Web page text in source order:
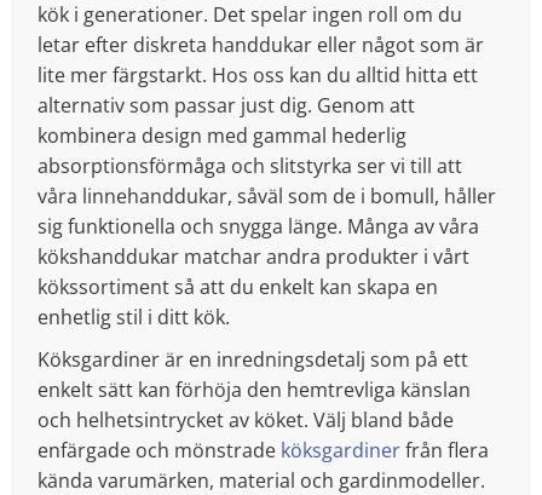
kök i generationer. Det spelar ingen roll om du
letar efter diskreta handdukar eller något som är
lite mer färgstarkt. Hos oss kan du alltid hitta ett
alternativ som passar just dig. Genom att
kombinera design med gammal hederlig
absorptionsförmåga och slitstyrka ser vi till att
våra linnehanddukar, såväl som de i bomull, håller
sig funktionella och snygga länge. Många av våra
kökshanddukar matchar andra produkter i vårt
kökssortiment så att du enkelt kan skapa en
enhetlig stil i ditt kök.
Köksgardiner är en inredningsdetalj som på ett
enkelt sätt kan förhöja den hemtrevliga känslan
och helhetsintrycket av köket. Välj bland både
enfärgade och mönstrade köksgardinerfrån flera
kända varumärken, material och gardinmodeller.